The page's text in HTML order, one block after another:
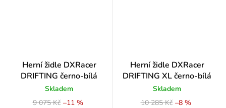
Herní židle DXRacer
DRIFTING černo-bílá
Skladem
9 075 Kč –11 %
Herní židle DXRacer
DRIFTING XL černo-bílá
Skladem
10 285 Kč –8 %